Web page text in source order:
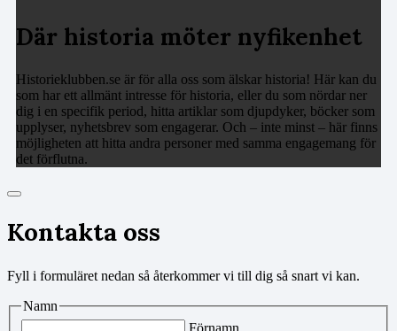
Där historia möter nyfikenhet
Historieklubben.se är för alla oss som älskar historia! Här kan du
som har ett allmänt intresse för historia, eller du som nördar ner
dig i en specifik period, hitta artiklar som djupdyker, böcker som
upplyser, nyhetsbrev som engagerar. Och – inte minst – här finns
möjligheten att hitta andra personer med samma engagemang för
det förflutna.
Kontakta oss
Fyll i formuläret nedan så återkommer vi till dig så snart vi kan.
Namn
Förnamn